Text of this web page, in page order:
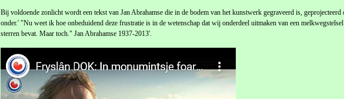
Bij voldoende zonlicht wordt een tekst van Jan Abrahamse die in de bodem van het kunstwerk gegraveerd is,
onder.' "Nu weet ik hoe onbeduidend deze frustratie is in de wetenschap dat wij onderdeel uitmaken van een
sterren bevat. Maar toch." Jan Abrahamse 1937-2013'.